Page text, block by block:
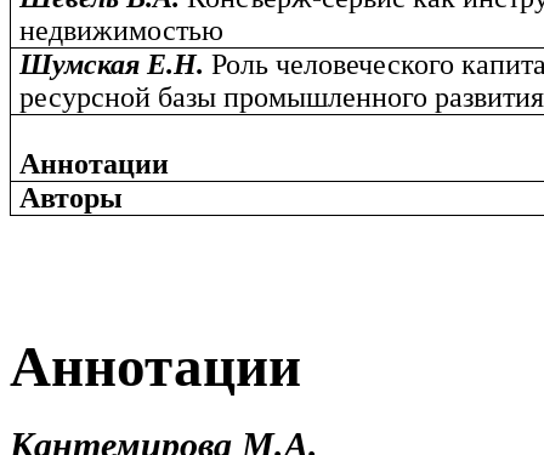
недвижимостью
Шумская Е.Н.Роль человеческого
ресурсной базы промышленного развития
Аннотации
Авторы
Аннотации
Кантемирова М.А.